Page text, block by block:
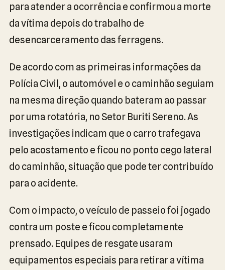
para atender a ocorrência e confirmou a morte
da vítima depois do trabalho de
desencarceramento das ferragens.
De acordo com as primeiras informações da
Polícia Civil, o automóvel e o caminhão seguiam
na mesma direção quando bateram ao passar
por uma rotatória, no Setor Buriti Sereno. As
investigações indicam que o carro trafegava
pelo acostamento e ficou no ponto cego lateral
do caminhão, situação que pode ter contribuído
para o acidente.
Com o impacto, o veículo de passeio foi jogado
contra um poste e ficou completamente
prensado. Equipes de resgate usaram
equipamentos especiais para retirar a vítima